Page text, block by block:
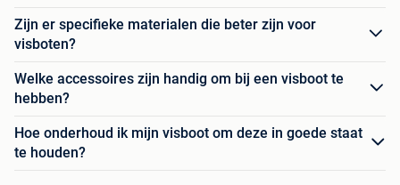
Zijn er specifieke materialen die beter zijn voor
visboten?
Welke accessoires zijn handig om bij een visboot te
hebben?
Hoe onderhoud ik mijn visboot om deze in goede staat
te houden?